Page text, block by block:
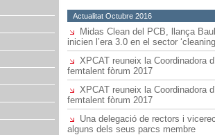
Actualitat Octubre 2016
Midas Clean del PCB, llança
inicien l’era 3.0 en el sector
XPCAT reuneix la Coordinadora
femtalent fòrum 2017
XPCAT reuneix la Coordinadora
femtalent fòrum 2017
Una delegació de rectors i
alguns dels seus parcs membre